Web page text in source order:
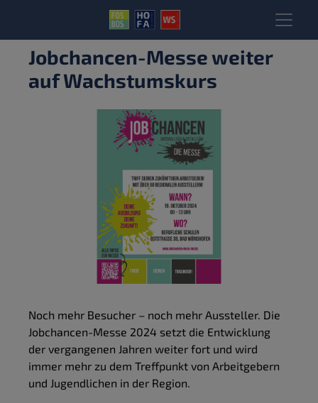
Jobchancen-Messe weiter
auf Wachstumskurs
Noch mehr Besucher – noch mehr Aussteller. Die
Jobchancen-Messe 2024 setzt die Entwicklung
der vergangenen Jahren weiter fort und wird
immer mehr zu dem Treffpunkt von Arbeitgebern
und Jugendlichen in der Region.